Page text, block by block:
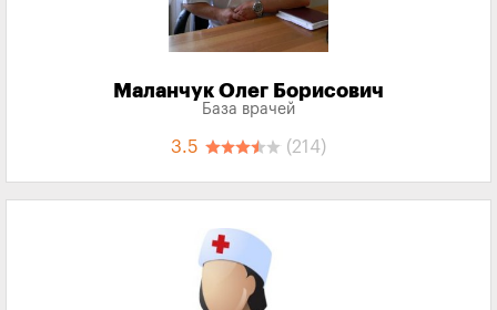
Маланчук Олег Борисович
База врачей
3.5 (214)